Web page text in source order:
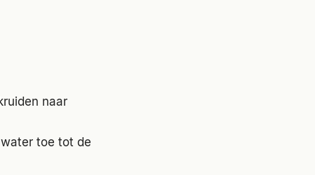
naar
toe tot de